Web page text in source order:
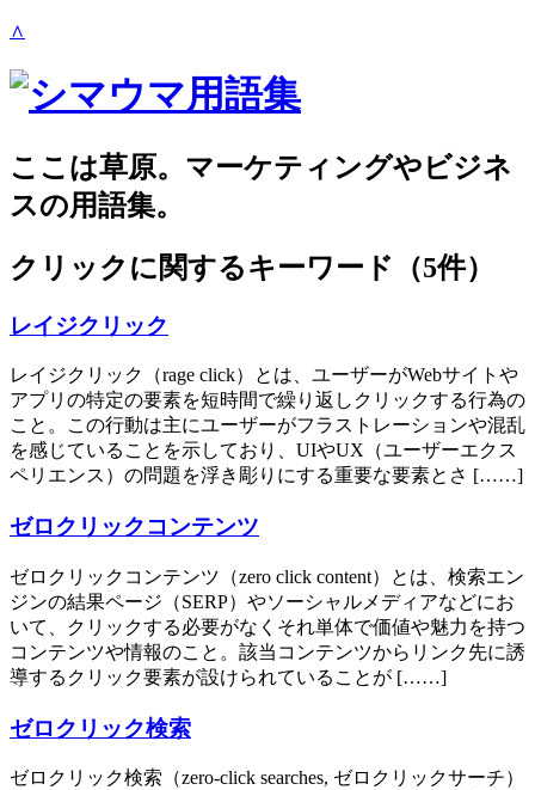
∧
ここは草原。マーケティングやビジネ
スの用語集。
クリック に関するキーワード（5件）
レイジクリック
レイジクリック（rage click）とは、ユーザーがWebサイトや
アプリの特定の要素を短時間で繰り返しクリックする行為の
こと。この行動は主にユーザーがフラストレーションや混乱
を感じていることを示しており、UIやUX（ユーザーエクス
ペリエンス）の問題を浮き彫りにする重要な要素とさ [……]
ゼロクリックコンテンツ
ゼロクリックコンテンツ（zero click content）とは、検索エン
ジンの結果ページ（SERP）やソーシャルメディアなどにお
いて、クリックする必要がなくそれ単体で価値や魅力を持つ
コンテンツや情報のこと。該当コンテンツからリンク先に誘
導するクリック要素が設けられていることが [……]
ゼロクリック検索
ゼロクリック検索（zero-click searches, ゼロクリックサーチ）